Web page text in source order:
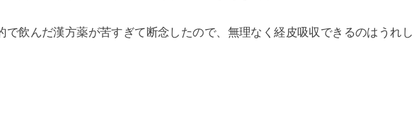
で飲んだ漢方薬が苦すぎて断念したので、無理なく経皮吸収できるのはうれし